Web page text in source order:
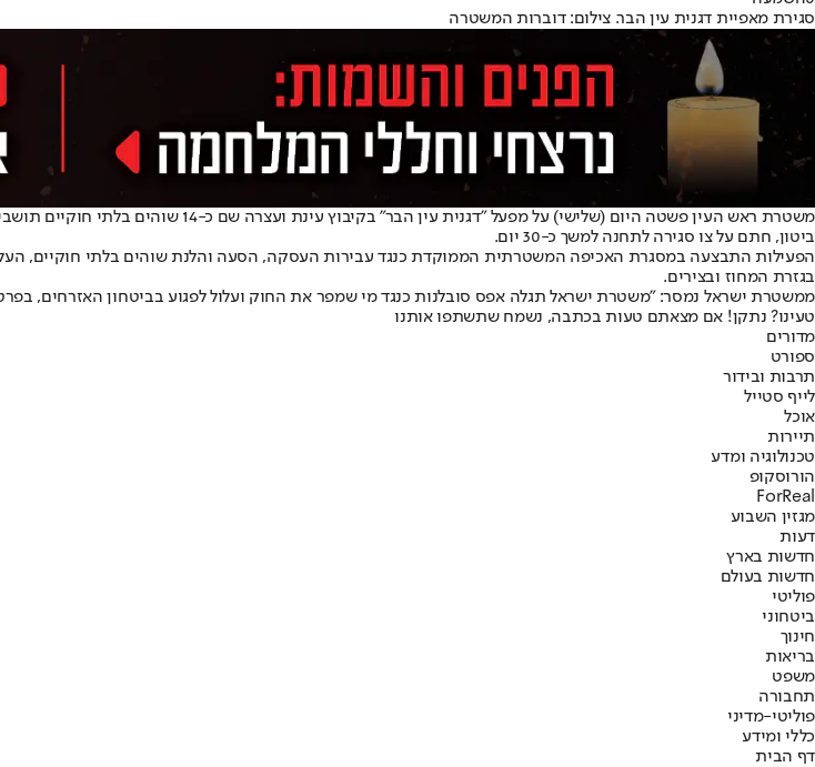
סגירת מאפיית דגנית עין הבר. צילום: דוברות המשטרה
משטרת ראש העין פשטה היום (שלישי) על
ביטון, חתם על צו סגירה לתחנה למשך כ-30 יום.
הפעילות התבצעה במסגרת האכיפה המשטרתית הממוקדת כנגד עבירות העסקה, הסעה והלנת שוהים בלתי חוקיים,
בגזרת המחוז ובצירים.
ממשטרת ישראל נמסר: "משטרת ישראל תגלה אפס סובלנות כנגד מי שמפר את החוק ועלול לפגוע בביטחון האזרחים,
טעינו? נתקן! אם מצאתם טעות בכתבה, נשמח שתשתפו אותנו
מדורים
ספורט
תרבות ובידור
לייף סטייל
אוכל
תיירות
טכנולוגיה ומדע
הורוסקופ
ForReal
מגזין השבוע
דעות
חדשות בארץ
חדשות בעולם
פוליטי
ביטחוני
חינוך
בריאות
משפט
תחבורה
פוליטי-מדיני
כללי ומידע
דף הבית